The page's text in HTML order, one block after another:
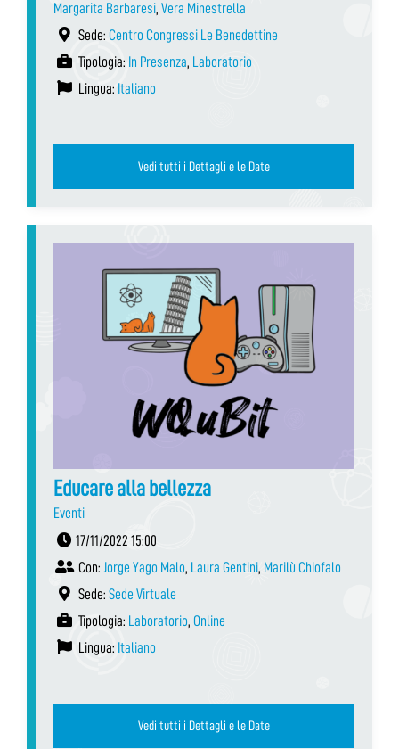
Margarita Barbaresi, Vera Minestrella
Sede: Centro Congressi Le Benedettine
Tipologia: In Presenza, Laboratorio
Lingua: Italiano
Vedi tutti i Dettagli e le Date
Educare alla bellezza
Eventi
17/11/2022 15:00
Con: Jorge Yago Malo, Laura Gentini, Marilù Chiofalo
Sede: Sede Virtuale
Tipologia: Laboratorio, Online
Lingua: Italiano
Vedi tutti i Dettagli e le Date